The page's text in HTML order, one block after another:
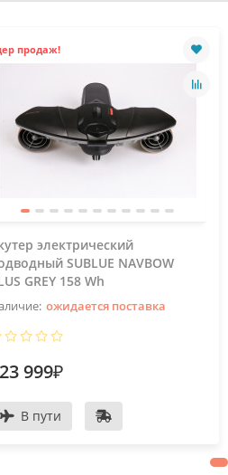
продаж!
электрический
SUBLUE NAVBOW
GREY 158 Wh
ожидается поставка
999₽
В пути